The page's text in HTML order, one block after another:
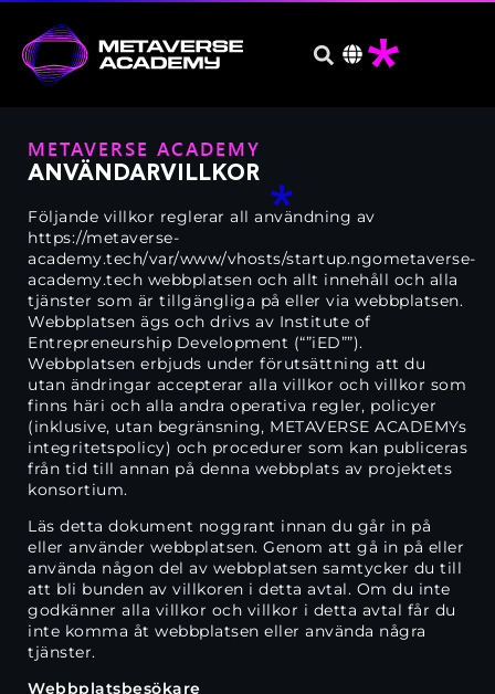
METAVERSE ACADEMY
ANVÄNDARVILLKOR
Följande villkor reglerar all användning av
https://metaverse-
academy.tech/var/www/vhosts/startup.ngometaverse-
academy.tech webbplatsen och allt innehåll och alla
tjänster som är tillgängliga på eller via webbplatsen.
Webbplatsen ägs och drivs av Institute of
Entrepreneurship Development (“”iED””).
Webbplatsen erbjuds under förutsättning att du
utan ändringar accepterar alla villkor och villkor som
finns häri och alla andra operativa regler, policyer
(inklusive, utan begränsning, METAVERSE ACADEMYs
integritetspolicy) och procedurer som kan publiceras
från tid till annan på denna webbplats av projektets
konsortium.
Läs detta dokument noggrant innan du går in på
eller använder webbplatsen. Genom att gå in på eller
använda någon del av webbplatsen samtycker du till
att bli bunden av villkoren i detta avtal. Om du inte
godkänner alla villkor och villkor i detta avtal får du
inte komma åt webbplatsen eller använda några
tjänster.
Webbplatsbesökare